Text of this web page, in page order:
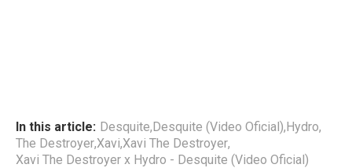
In this article: Desquite,Desquite (Video Oficial),Hydro,
The Destroyer,Xavi,Xavi The Destroyer,
Xavi The Destroyer x Hydro - Desquite (Video Oficial)